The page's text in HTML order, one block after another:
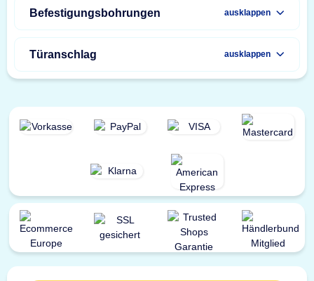
Befestigungsbohrungen ausklappen
Türanschlag ausklappen